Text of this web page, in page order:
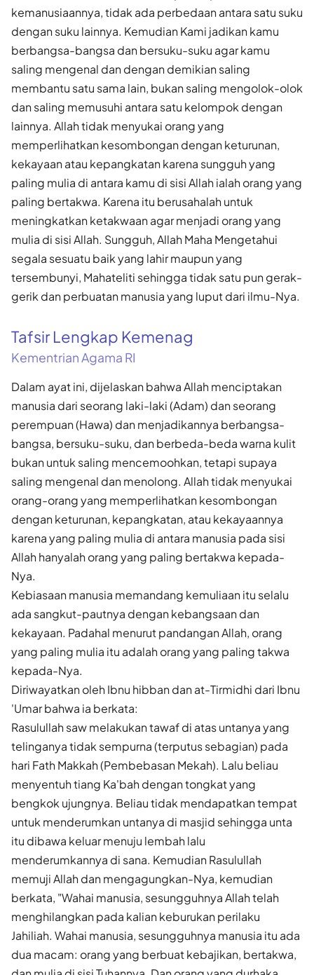
kemanusiaannya, tidak ada perbedaan antara satu suku
dengan suku lainnya. Kemudian Kami jadikan kamu
berbangsa-bangsa dan bersuku-suku agar kamu
saling mengenal dan dengan demikian saling
membantu satu sama lain, bukan saling mengolok-olok
dan saling memusuhi antara satu kelompok dengan
lainnya. Allah tidak menyukai orang yang
memperlihatkan kesombongan dengan keturunan,
kekayaan atau kepangkatan karena sungguh yang
paling mulia di antara kamu di sisi Allah ialah orang yang
paling bertakwa. Karena itu berusahalah untuk
meningkatkan ketakwaan agar menjadi orang yang
mulia di sisi Allah. Sungguh, Allah Maha Mengetahui
segala sesuatu baik yang lahir maupun yang
tersembunyi, Mahateliti sehingga tidak satu pun gerak-
gerik dan perbuatan manusia yang luput dari ilmu-Nya.
Tafsir Lengkap Kemenag
Kementrian Agama RI
Dalam ayat ini, dijelaskan bahwa Allah menciptakan
manusia dari seorang laki-laki (Adam) dan seorang
perempuan (Hawa) dan menjadikannya berbangsa-
bangsa, bersuku-suku, dan berbeda-beda warna kulit
bukan untuk saling mencemoohkan, tetapi supaya
saling mengenal dan menolong. Allah tidak menyukai
orang-orang yang memperlihatkan kesombongan
dengan keturunan, kepangkatan, atau kekayaannya
karena yang paling mulia di antara manusia pada sisi
Allah hanyalah orang yang paling bertakwa kepada-
Nya.
Kebiasaan manusia memandang kemuliaan itu selalu
ada sangkut-pautnya dengan kebangsaan dan
kekayaan. Padahal menurut pandangan Allah, orang
yang paling mulia itu adalah orang yang paling takwa
kepada-Nya.
Diriwayatkan oleh Ibnu hibban dan at-Tirmidhi dari Ibnu
'Umar bahwa ia berkata:
Rasulullah saw melakukan tawaf di atas untanya yang
telinganya tidak sempurna (terputus sebagian) pada
hari Fath Makkah (Pembebasan Mekah). Lalu beliau
menyentuh tiang Ka'bah dengan tongkat yang
bengkok ujungnya. Beliau tidak mendapatkan tempat
untuk menderumkan untanya di masjid sehingga unta
itu dibawa keluar menuju lembah lalu
menderumkannya di sana. Kemudian Rasulullah
memuji Allah dan mengagungkan-Nya, kemudian
berkata, "Wahai manusia, sesungguhnya Allah telah
menghilangkan pada kalian keburukan perilaku
Jahiliah. Wahai manusia, sesungguhnya manusia itu ada
dua macam: orang yang berbuat kebajikan, bertakwa,